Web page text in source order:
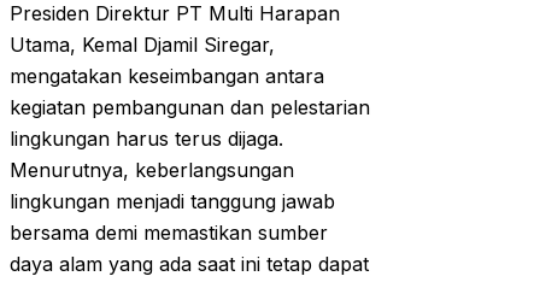
Presiden Direktur PT Multi Harapan
Utama, Kemal Djamil Siregar,
mengatakan keseimbangan antara
kegiatan pembangunan dan pelestarian
lingkungan harus terus dijaga.
Menurutnya, keberlangsungan
lingkungan menjadi tanggung jawab
bersama demi memastikan sumber
daya alam yang ada saat ini tetap dapat